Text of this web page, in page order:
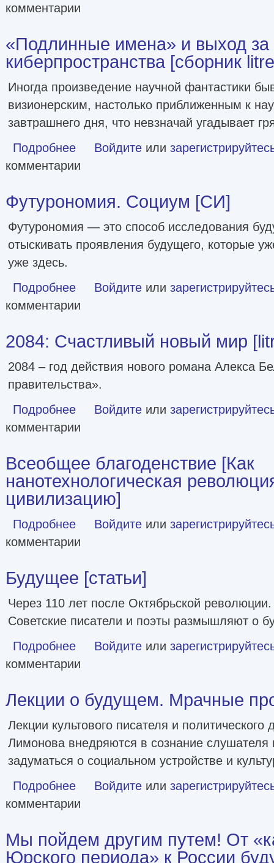
комментарии
«Подлинные имена» и выход
киберпространства [сборник
Иногда произведение научной фантастики
визионерским, настолько приближенным к
завтрашнего дня, что невзначай угадывает
Подробнее о «Подлинные имена» и выход за пределы
Войдите или
комментарии
Футурономия. Социум [СИ]
Футурономия — это способ исследования
отыскивать проявления будущего, которые
уже здесь.
Подробнее о Футурономия. Социум [СИ]
Войдите или
комментарии
2084: Счастливый новый мир
2084 – год действия нового романа Алекса
правительства».
Подробнее о 2084: Счастливый новый мир [litres]
Войдите или
комментарии
Всеобщее благоденствие [Как
нанотехнологическая
цивилизацию]
Подробнее о Всеобщее благоденствие [Как нанотехнологическая
Войдите или
комментарии
Будущее [статьи]
Через 110 лет после Октябрьской революции.
Советские писатели и поэты размышляют о
Подробнее о Будущее [статьи]
Войдите или
комментарии
Лекции о будущем. Мрачные
Лекции культового писателя и политического
Лимонова внедряются в сознание слушателя
задуматься о социальном устройстве и
Подробнее о Лекции о будущем. Мрачные пророчества
Войдите или
комментарии
Мы пойдем другим путем! От
Юрского периода» к России